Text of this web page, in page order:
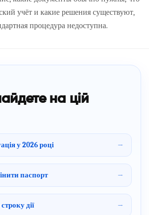
учёт и какие решения существуют,
процедура недоступна.
на цій
у 2026 році
паспорт
дії